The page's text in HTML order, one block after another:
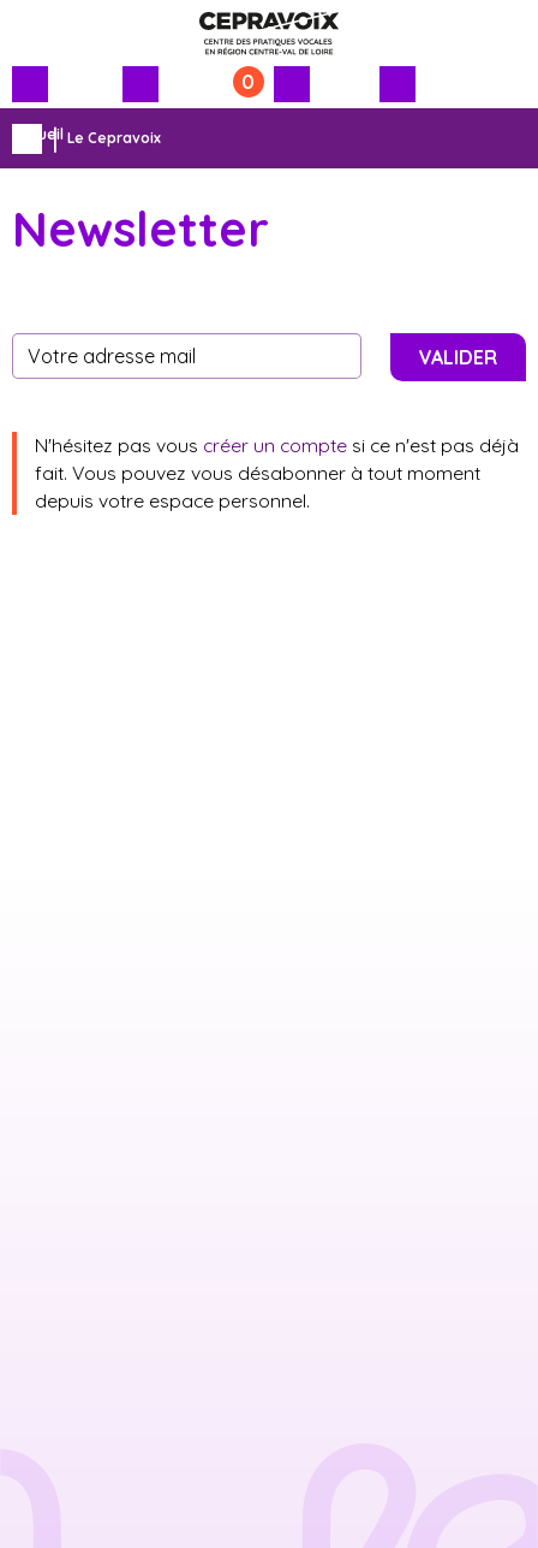
Menu
principal
Contenu
principal
0
Accueil Le Cepravoix
Newsletter
VALIDER
N'hésitez pas vous créer un compte si ce n'est pas déjà
fait. Vous pouvez vous désabonner à tout moment
depuis votre espace personnel.